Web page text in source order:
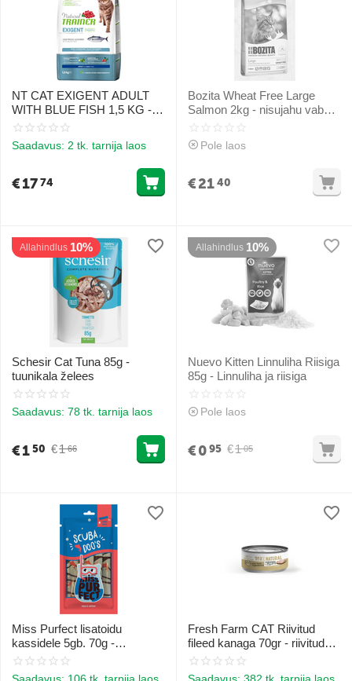
NT CAT EXIGENT ADULT
WITH BLUE FISH 1,5 KG -
täisväärtuslik kuivtoit
sisaldab räim
Saadavus: 2 tk. tarnija laos
€1774
Bozita Wheat Free Large
Salmon 2kg - nisujahu vaba
kassidele koos lõhega
Pole laos
€2140
Allahindlus 10%
Schesir Cat Tuna 85g -
tuunikala želees
Saadavus: 78 tk. tarnija laos
€1 66
€150
Allahindlus 10%
Nuevo Kitten Linnuliha Riisiga
85g - Linnuliha ja riisiga
Pole laos
€1 05
€095
Miss Purfect lisatoidu
kassidele 5gb. 70g -
kreemikate Scuba Doo`s
Fresh Farm CAT Riivitud
fileed kanaga 70gr - riivitud
kanafilee maitsvas puljongis